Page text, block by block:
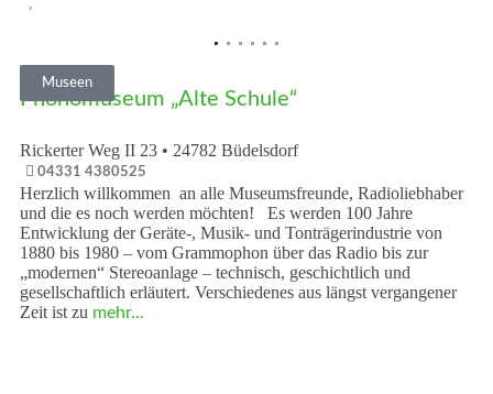
Museen
Phonomuseum „Alte Schule“
Rickerter Weg II 23 • 24782 Büdelsdorf
04331 4380525
Herzlich willkommen an alle Museumsfreunde, Radioliebhaber
und die es noch werden möchten! Es werden 100 Jahre
Entwicklung der Geräte-, Musik- und Tonträgerindustrie von
1880 bis 1980 – vom Grammophon über das Radio bis zur
„modernen“ Stereoanlage – technisch, geschichtlich und
gesellschaftlich erläutert. Verschiedenes aus längst vergangener
Zeit ist zu mehr...